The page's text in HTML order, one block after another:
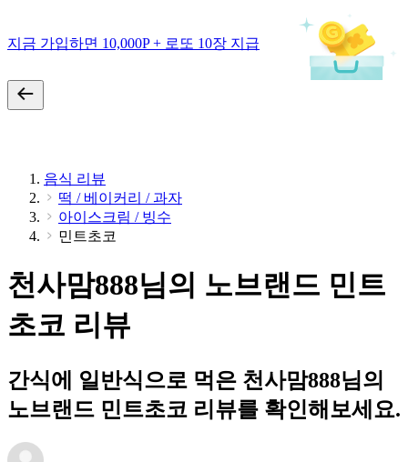
지금 가입하면 10,000P + 로또 10장 지급
음식 리뷰
떡 / 베이커리 / 과자
아이스크림 / 빙수
민트초코
천사맘888님의 노브랜드 민트
초코 리뷰
간식에 일반식으로 먹은 천사맘888님의
노브랜드 민트초코 리뷰를 확인해보세요.